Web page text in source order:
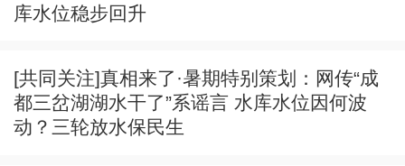
库水位稳步回升
[共同关注]真相来了·暑期特别策划：网传“成
都三岔湖湖水干了”系谣言 水库水位因何波
动？三轮放水保民生